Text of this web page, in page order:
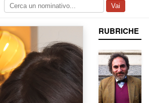
Vai
RUBRICHE